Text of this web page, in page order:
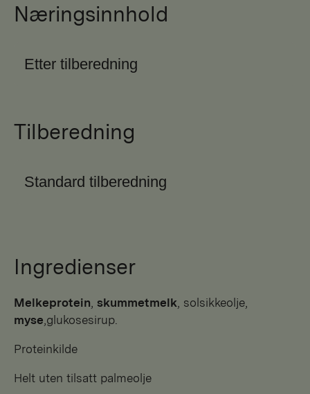
Næringsinnhold
Etter tilberedning
Tilberedning
Standard tilberedning
Ingredienser
Melkeprotein ,skummetmelk , solsikkeolje,
myse ,glukosesirup.
Proteinkilde
Helt uten tilsatt palmeolje